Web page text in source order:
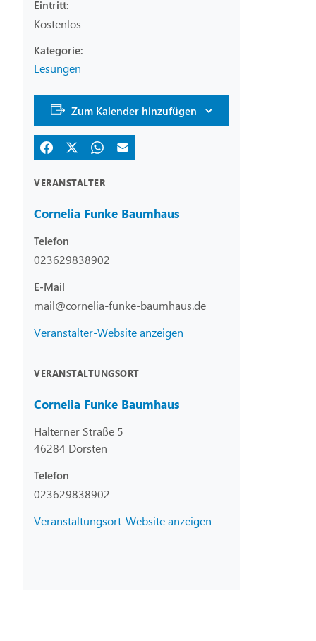
Eintritt:
Kostenlos
Lesungen
Zum Kalender hinzufügen
VERANSTALTER
Cornelia Funke Baumhaus
Telefon
023629838902
E-Mail
mail@cornelia-funke-baumhaus.de
Veranstalter-Website anzeigen
VERANSTALTUNGSORT
Cornelia Funke Baumhaus
Halterner Straße 5
46284 Dorsten
Telefon
023629838902
Veranstaltungsort-Website anzeigen